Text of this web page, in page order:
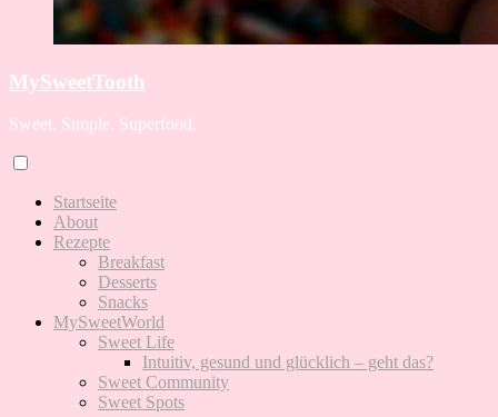
MySweetTooth
Sweet. Simple. Superfood.
Startseite
About
Rezepte
Breakfast
Desserts
Snacks
MySweetWorld
Sweet Life
Intuitiv, gesund und glücklich – geht das?
Sweet Community
Sweet Spots